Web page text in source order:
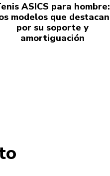
ASICS para hombre:
modelos que destacan
por su soporte y
amortiguación